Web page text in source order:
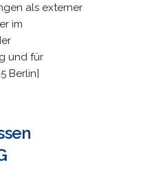
als externer
im
und für
Berlin]